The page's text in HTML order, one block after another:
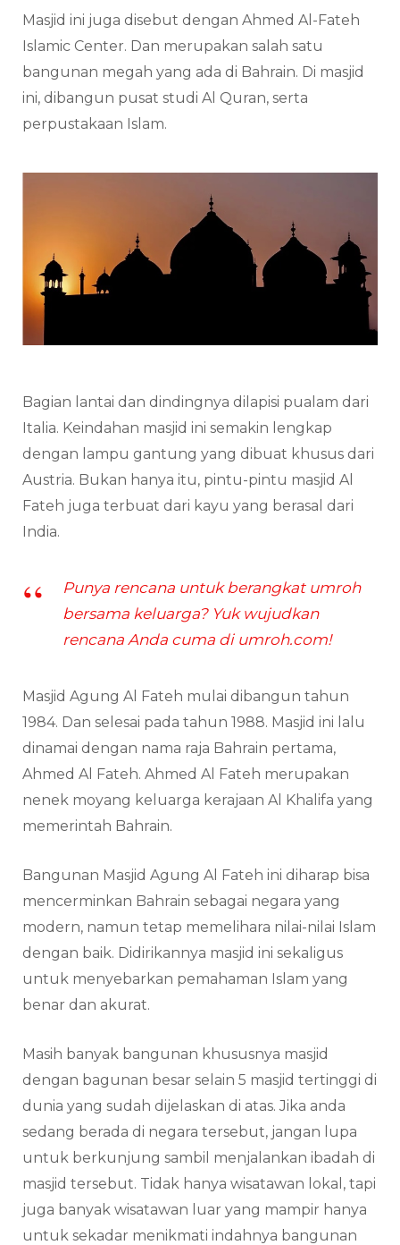
Masjid ini juga disebut dengan Ahmed Al-Fateh
Islamic Center. Dan merupakan salah satu
bangunan megah yang ada di Bahrain. Di masjid
ini, dibangun pusat studi Al Quran, serta
perpustakaan Islam.
Bagian lantai dan dindingnya dilapisi pualam dari
Italia. Keindahan masjid ini semakin lengkap
dengan lampu gantung yang dibuat khusus dari
Austria. Bukan hanya itu, pintu-pintu masjid Al
Fateh juga terbuat dari kayu yang berasal dari
India.
Punya rencana untuk berangkat umroh
bersama keluarga? Yuk wujudkan
rencana Anda cuma di umroh.com!
Masjid Agung Al Fateh mulai dibangun tahun
1984. Dan selesai pada tahun 1988. Masjid ini lalu
dinamai dengan nama raja Bahrain pertama,
Ahmed Al Fateh. Ahmed Al Fateh merupakan
nenek moyang keluarga kerajaan Al Khalifa yang
memerintah Bahrain.
Bangunan Masjid Agung Al Fateh ini diharap bisa
mencerminkan Bahrain sebagai negara yang
modern, namun tetap memelihara nilai-nilai Islam
dengan baik. Didirikannya masjid ini sekaligus
untuk menyebarkan pemahaman Islam yang
benar dan akurat.
Masih banyak bangunan khususnya masjid
dengan bagunan besar selain 5 masjid tertinggi di
dunia yang sudah dijelaskan di atas. Jika anda
sedang berada di negara tersebut, jangan lupa
untuk berkunjung sambil menjalankan ibadah di
masjid tersebut. Tidak hanya wisatawan lokal, tapi
juga banyak wisatawan luar yang mampir hanya
untuk sekadar menikmati indahnya bangunan